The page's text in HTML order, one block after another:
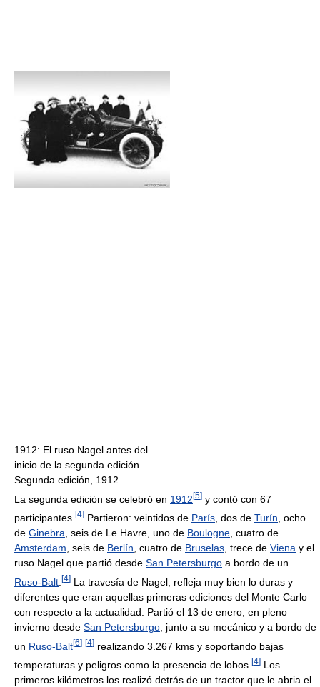
1912: El ruso Nagel antes del
inicio de la segunda edición.
Segunda edición, 1912
La segunda edición se celebró en 1912[5] y contó con 67
participantes. [4] Partieron: veintidos de París , dos de Turín , ocho
de Ginebra , seis de Le Havre, uno de Boulogne , cuatro de
Amsterdam , seis de Berlín , cuatro de Bruselas , trece de Viena y el
ruso Nagel que partió desde San Petersburgo a bordo de un
Ruso-Balt [4] La travesía de Nagel, refleja muy bien lo duras y
diferentes que eran aquellas primeras ediciones del Monte Carlo
con respecto a la actualidad. Partió el 13 de enero, en pleno
invierno desde San Petersburgo , junto a su mecánico y a bordo de
un Ruso-Balt[6] [4] realizando 3.267 kms y soportando bajas
temperaturas y peligros como la presencia de lobos. [4] Los
primeros kilómetros los realizó detrás de un tractor que le abria el